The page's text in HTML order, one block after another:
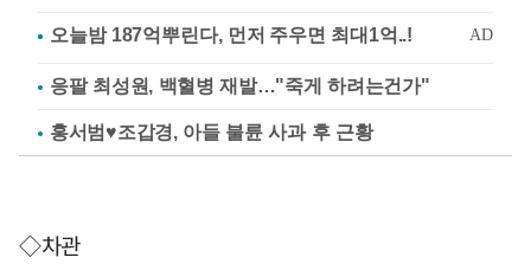
응팔 최성원, 백혈병 재발…"죽게 하려는건가"
홍서범♥조갑경, 아들 불륜 사과 후 근황
◇차관